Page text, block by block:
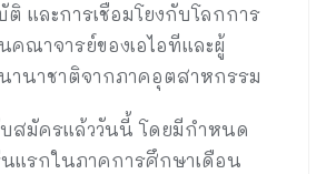
และการเชื่อมโยงกับโลกการ
คณาจารย์ของเอไอทีและผู้
านาชาติจากภาคอุตสาหกรรม
บสมัครแล้ววันนี้ โดยมีกำหนด
นแรกในภาคการศึกษาเดือน